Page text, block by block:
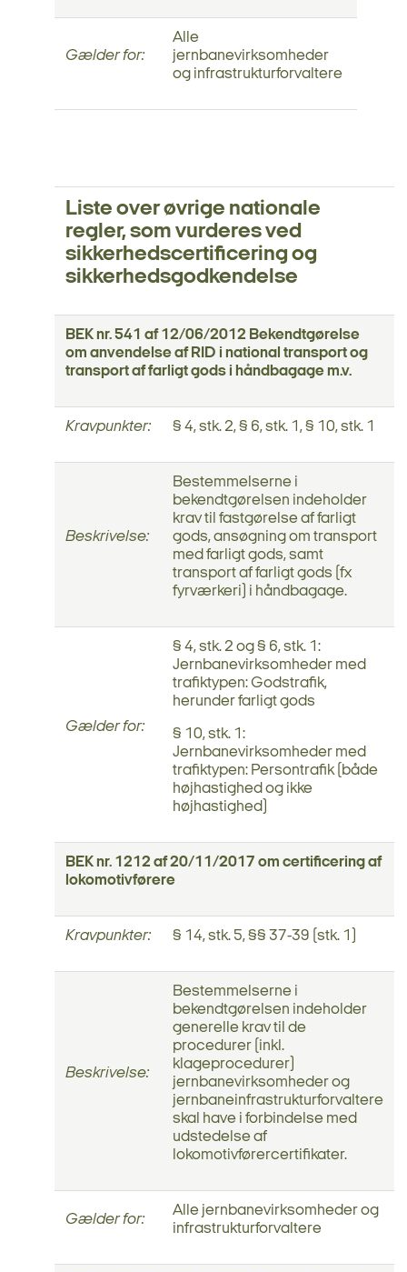
Gælder for:
Alle
jernbanevirksomheder
og infrastrukturforvaltere
Liste over øvrige nationale
regler, som vurderes ved
sikkerhedscertificering og
sikkerhedsgodkendelse
BEK nr. 541 af 12/06/2012 Bekendtgørelse
om anvendelse af RID i national transport og
transport af farligt gods i håndbagage m.v.
Kravpunkter: § 4, stk. 2, § 6, stk. 1, § 10, stk. 1
Beskrivelse:
Bestemmelserne i
bekendtgørelsen indeholder
krav til fastgørelse af farligt
gods, ansøgning om transport
med farligt gods, samt
transport af farligt gods (fx
fyrværkeri) i håndbagage.
Gælder for:
§ 4, stk. 2 og § 6, stk. 1:
Jernbanevirksomheder med
trafiktypen: Godstrafik,
herunder farligt gods
§ 10, stk. 1:
Jernbanevirksomheder med
trafiktypen: Persontrafik (både
højhastighed og ikke
højhastighed)
BEK nr. 1212 af 20/11/2017 om certificering af
lokomotivførere
Kravpunkter: § 14, stk. 5, §§ 37-39 (stk. 1)
Beskrivelse:
Bestemmelserne i
bekendtgørelsen indeholder
generelle krav til de
procedurer (inkl.
klageprocedurer)
jernbanevirksomheder og
jernbaneinfrastrukturforvaltere
skal have i forbindelse med
udstedelse af
lokomotivførercertifikater.
Gælder for:
Alle jernbanevirksomheder og
infrastrukturforvaltere